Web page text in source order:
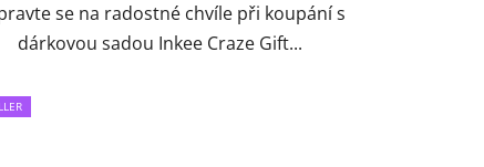
se na radostné chvíle při koupání s
dárkovou sadou Inkee Craze Gift...